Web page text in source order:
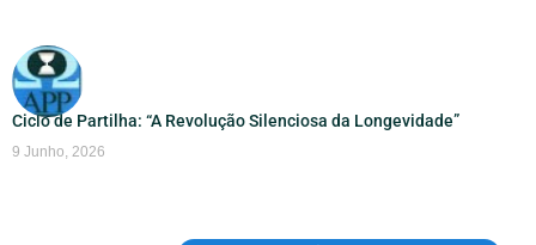
Ciclo de Partilha: “A Revolução Silenciosa da Longevidade”
9 Junho, 2026